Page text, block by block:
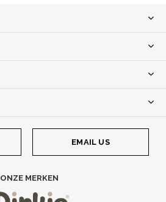
EMAIL US
ONZE MERKEN